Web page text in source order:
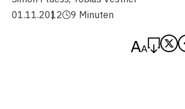
01.11.2012
9 Minuten